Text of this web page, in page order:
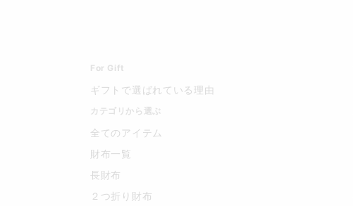
For Gift
ギフトで選ばれている理由
カテゴリから選ぶ
全てのアイテム
財布一覧
長財布
２つ折り財布